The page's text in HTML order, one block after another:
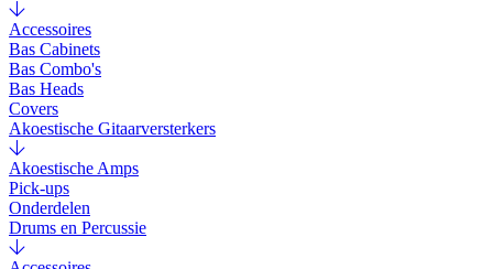
Accessoires
Bas Cabinets
Bas Combo's
Bas Heads
Covers
Akoestische Gitaarversterkers
Akoestische Amps
Pick-ups
Onderdelen
Drums en Percussie